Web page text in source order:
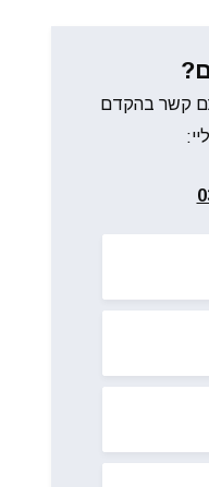
קשר בהקדם